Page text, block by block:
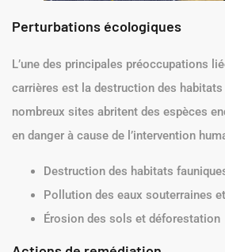
Perturbations écologiques
L’une des principales préoccupations
carrières est la destruction des habitats
nombreux sites abritent des espèces
en danger à cause de l’intervention
Destruction des habitats
Pollution des eaux souterraines
Érosion des sols et déforestation